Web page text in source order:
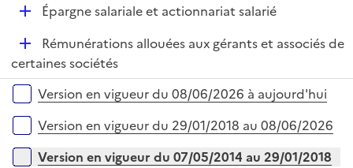
e
r
D
l
e
r
Épargne salariale et actionnariat salarié
D
é
p
e
r
Rémunérations allouées aux gérants et associés de
certaines sociétés
Versions sur la période
Version en vigueur du 08/06/2026 à aujourd'hui
Version en vigueur du 29/01/2018 au 08/06/2026
Version en vigueur du 07/05/2014 au 29/01/2018